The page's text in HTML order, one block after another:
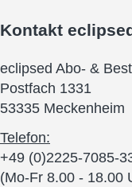
Kontakt
eclipsed Abo- &
Postfach 1331
53335 Meckenheim
Telefon:
+49 (0)2225-7085-
(Mo-Fr 8.00 - 18.00